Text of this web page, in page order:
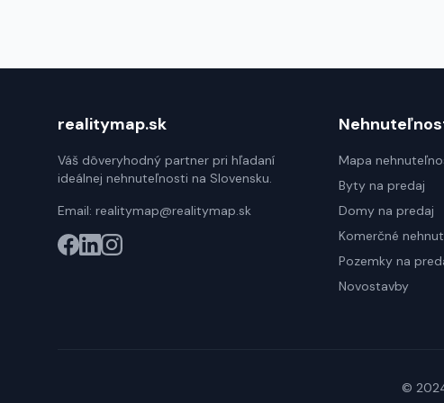
realitymap.sk
Váš dôveryhodný partner pri hľadaní
ideálnej nehnuteľnosti na Slovensku.
Email: realitymap@realitymap.sk
Mapa
Byty na predaj
Domy na predaj
Komerčné
Pozemky na
Novostavby
©